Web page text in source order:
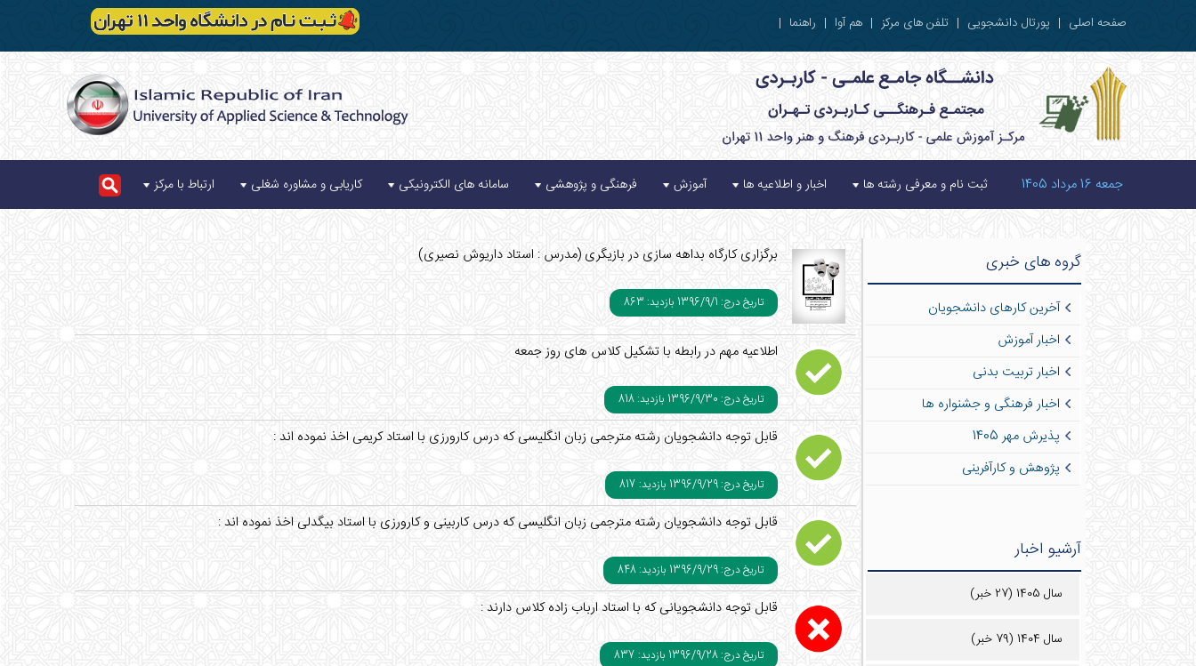
صفحه اصلی | پورتال دانشجویی | تلفن های مرکز | هم آوا | راهنما |
جمعه 16 مرداد 1405 ثبت نام و معرفی رشته ها اخبار و اطلاعیه ها آموزش فرهنگی و پژوهشی سامانه های الکترونیکی کاریابی و مشاوره شغلی ارتباط با مرکز
گروه های خبری
آخرین کارهای دانشجویان
اخبار آموزش
اخبار تربیت بدنی
اخبار فرهنگی و جشنواره ها
پذیرش مهر 1405
پژوهش و کارآفرینی
آرشیو اخبار
سال 1405 (27 خبر)
سال 1404 (79 خبر)
برگزاری کارگاه بداهه سازی در بازیگری (مدرس : استاد داریوش نصیری)
تاریخ درج: 1396/9/1 بازدید: 863
اطلاعیه مهم در رابطه با تشکیل کلاس های روز جمعه
تاریخ درج: 1396/9/30 بازدید: 818
قابل توجه دانشجویان رشته مترجمی زبان انگلیسی که درس کارورزی با استاد کریمی اخذ نموده اند :
تاریخ درج: 1396/9/29 بازدید: 817
قابل توجه دانشجویان رشته مترجمی زبان انگلیسی که درس کاربینی و کارورزی با استاد بیگدلی اخذ نموده اند :
تاریخ درج: 1396/9/29 بازدید: 848
قابل توجه دانشجویانی که با استاد ارباب زاده کلاس دارند :
تاریخ درج: 1396/9/28 بازدید: 837